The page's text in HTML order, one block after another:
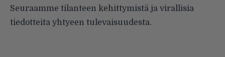
Seuraamme tilanteen kehittymistä ja virallisia
tiedotteita yhtyeen tulevaisuudesta.